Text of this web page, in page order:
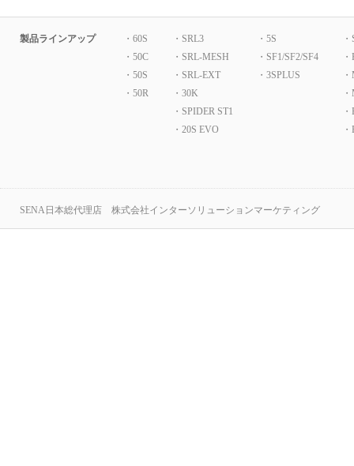
製品ラインアップ
・60S
・50C
・50S
・50R
・SRL3
・SRL-MESH
・SRL-EXT
・30K
・SPIDER ST1
・20S EVO
・5S
・SF1/SF2/SF4
・3SPLUS
SENA日本総代理店 株式会社インターソリューションマーケティング